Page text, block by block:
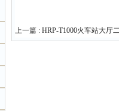
上一篇 : HRP-T1000火车站大厅